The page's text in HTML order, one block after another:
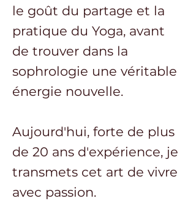
le goût du partage et la
pratique du Yoga, avant
de trouver dans la
sophrologie une véritable
énergie nouvelle.
Aujourd'hui, forte de plus
de 20 ans d'expérience, je
transmets cet art de vivre
avec passion.